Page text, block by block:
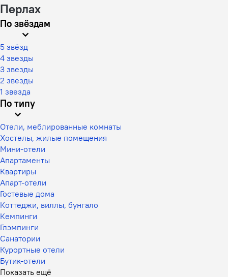
Перлах
По звёздам
5 звёзд
4 звезды
3 звезды
2 звезды
1 звезда
По типу
Отели, меблированные комнаты
Хостелы, жилые помещения
Мини-отели
Апартаменты
Квартиры
Апарт-отели
Гостевые дома
Коттеджи, виллы, бунгало
Кемпинги
Глэмпинги
Санатории
Курортные отели
Бутик-отели
Показать ещё